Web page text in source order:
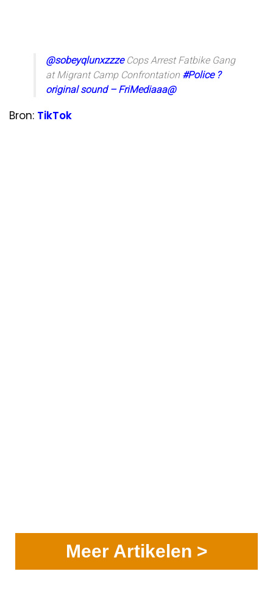
@sobeyqlunxzzzeCops Arrest Fatbike Gang
at Migrant Camp Confrontation #Police ?
original sound – FriMediaaa@
Bron: TikTok
Meer Artikelen >